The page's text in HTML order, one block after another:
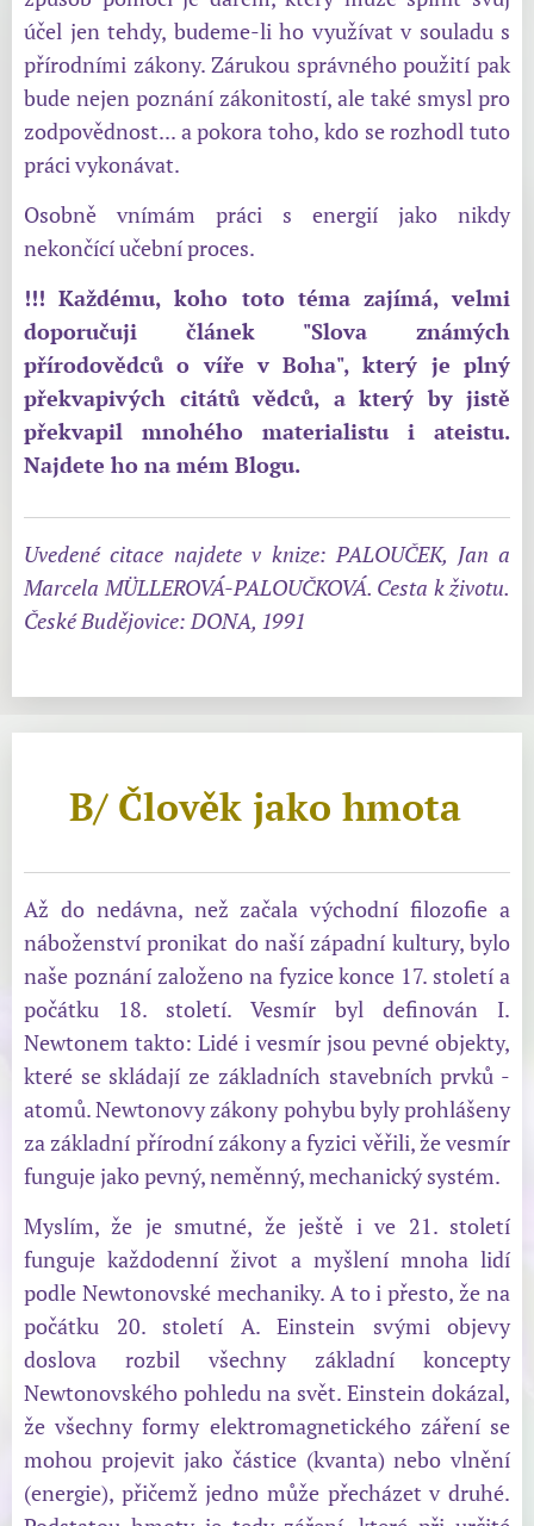
účel jen tehdy, budeme-li ho využívat v souladu s
přírodními zákony. Zárukou správného použití pak
bude nejen poznání zákonitostí, ale také smysl pro
zodpovědnost... a pokora toho, kdo se rozhodl tuto
práci vykonávat.
Osobně vnímám práci s energií jako nikdy
nekončící učební proces.
!!! Každému, koho toto téma zajímá, velmi
doporučuji článek "Slova známých
přírodovědců o víře v Boha", který je plný
překvapivých citátů vědců, a který by jistě
překvapil mnohého materialistu i ateistu.
Najdete ho na mém Blogu.
Uvedené citace najdete v knize: PALOUČEK, Jan a
Marcela MÜLLEROVÁ-PALOUČKOVÁ. Cesta k životu.
České Budějovice: DONA, 1991
B/ Člověk jako hmota
Až do nedávna, než začala východní filozofie a
náboženství pronikat do naší západní kultury, bylo
naše poznání založeno na fyzice konce 17. století a
počátku 18. století. Vesmír byl definován I.
Newtonem takto: Lidé i vesmír jsou pevné objekty,
které se skládají ze základních stavebních prvků -
atomů. Newtonovy zákony pohybu byly prohlášeny
za základní přírodní zákony a fyzici věřili, že vesmír
funguje jako pevný, neměnný, mechanický systém.
Myslím, že je smutné, že ještě i ve 21. století
funguje každodenní život a myšlení mnoha lidí
podle Newtonovské mechaniky. A to i přesto, že na
počátku 20. století A. Einstein svými objevy
doslova rozbil všechny základní koncepty
Newtonovského pohledu na svět. Einstein dokázal,
že všechny formy elektromagnetického záření se
mohou projevit jako částice (kvanta) nebo vlnění
(energie), přičemž jedno může přecházet v druhé.